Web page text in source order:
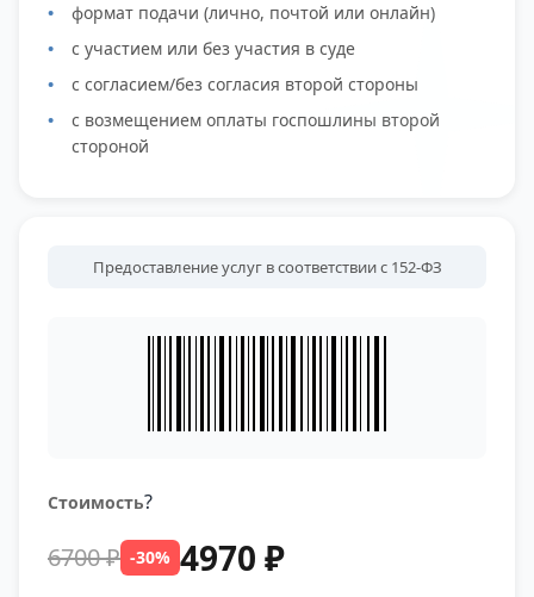
формат подачи (лично, почтой или онлайн)
с участием или без участия в суде
с согласием/без согласия второй стороны
с возмещением оплаты госпошлины второй
стороной
Предоставление услуг в соответствии с 152-ФЗ
Стоимость?
6700 ₽ -30% 4970 ₽